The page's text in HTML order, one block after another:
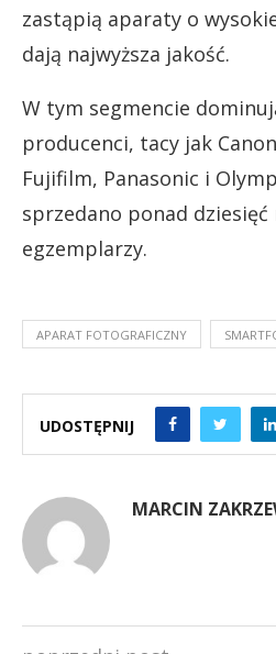
zastąpią aparaty o
dają najwyższa jakość.
W tym segmencie
producenci, tacy jak
Fujifilm, Panasonic i
sprzedano ponad
egzemplarzy.
APARAT FOTOGRAFICZNY
UDOSTĘPNIJ
MARCIN